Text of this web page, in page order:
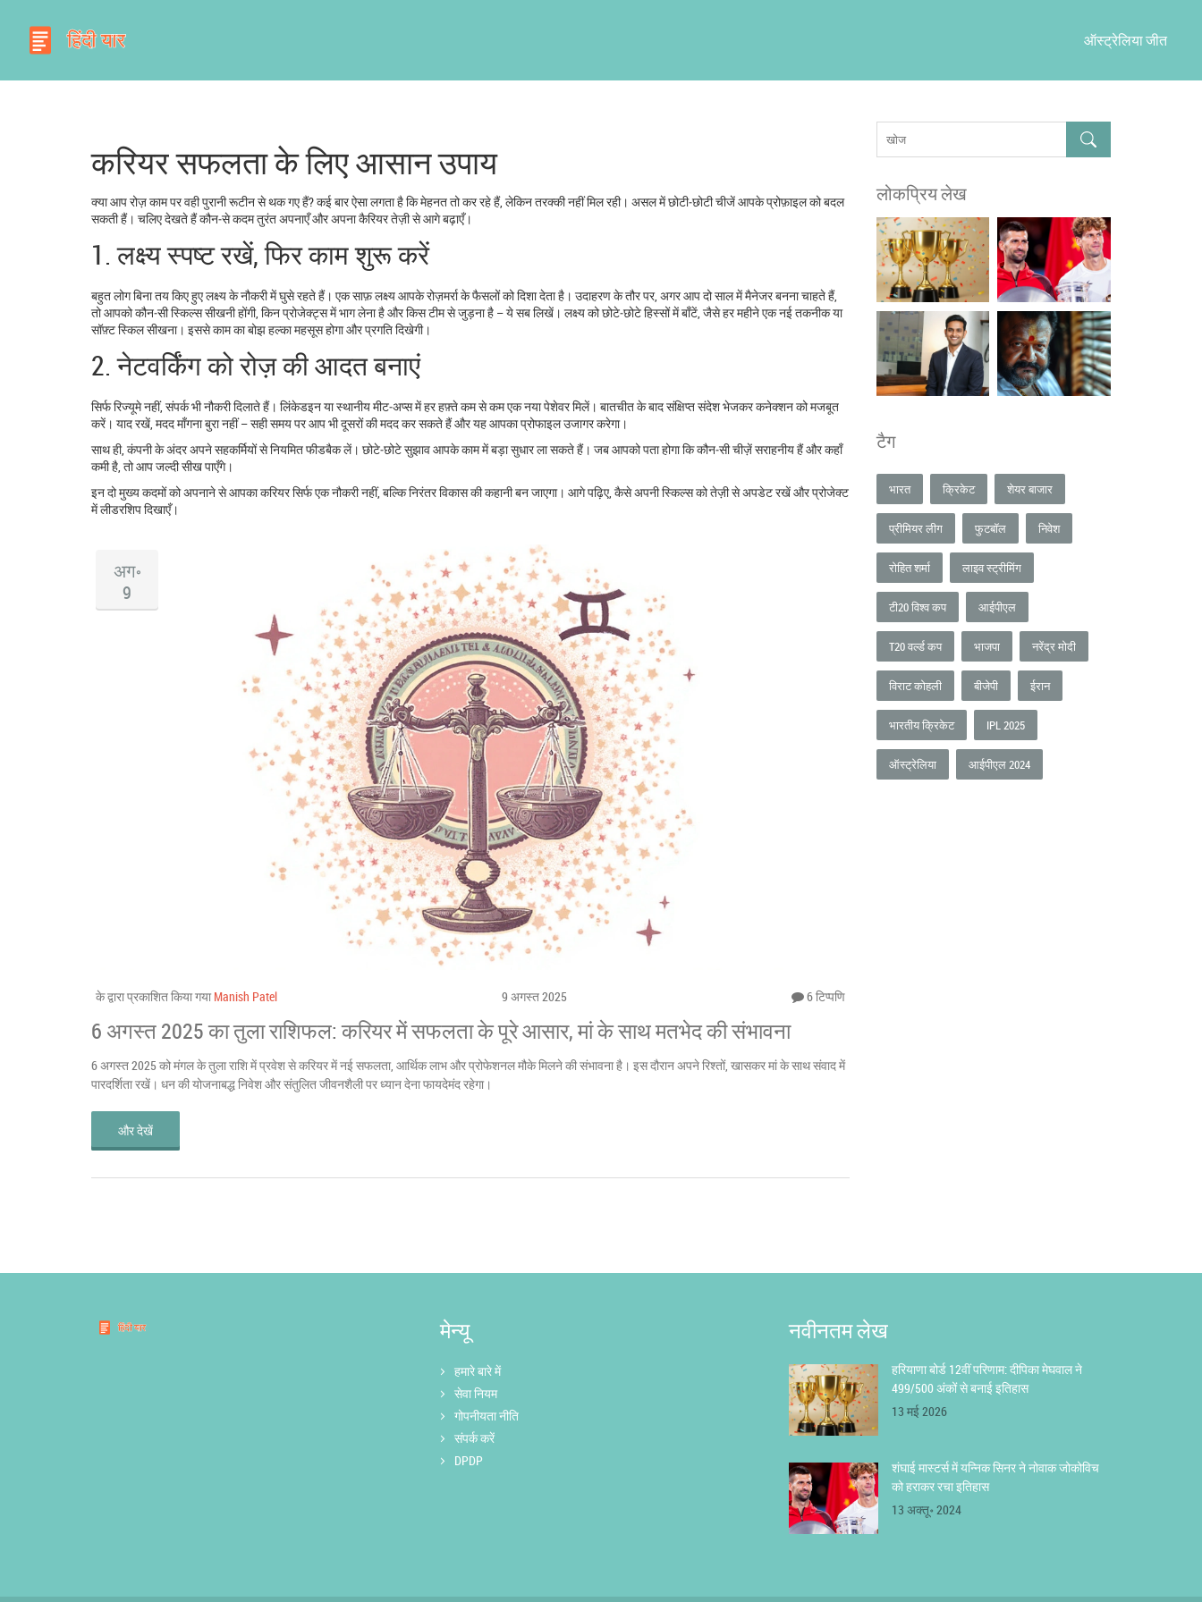
ऑस्ट्रेलिया जीत
करियर सफलता के लिए आसान उपाय
क्या आप रोज़ काम पर वही पुरानी रूटीन से थक गए हैं? कई बार ऐसा लगता है कि मेहनत तो कर रहे हैं, लेकिन तरक्की नहीं मिल रही। असल में छोटी‑छोटी चीजें आपके प्रोफ़ाइल को बदल
सकती हैं। चलिए देखते हैं कौन‑से कदम तुरंत अपनाएँ और अपना कैरियर तेज़ी से आगे बढ़ाएँ।
1. लक्ष्य स्पष्ट रखें, फिर काम शुरू करें
बहुत लोग बिना तय किए हुए लक्ष्य के नौकरी में घुसे रहते हैं। एक साफ़ लक्ष्य आपके रोज़मर्रा के फैसलों को दिशा देता है। उदाहरण के तौर पर, अगर आप दो साल में मैनेजर बनना चाहते हैं,
तो आपको कौन‑सी स्किल्स सीखनी होंगी, किन प्रोजेक्ट्स में भाग लेना है और किस टीम से जुड़ना है – ये सब लिखें। लक्ष्य को छोटे‑छोटे हिस्सों में बाँटें, जैसे हर महीने एक नई तकनीक या
सॉफ़्ट स्किल सीखना। इससे काम का बोझ हल्का महसूस होगा और प्रगति दिखेगी।
2. नेटवर्किंग को रोज़ की आदत बनाएं
सिर्फ रिज्यूमे नहीं, संपर्क भी नौकरी दिलाते हैं। लिंकेडइन या स्थानीय मीट‑अप्स में हर हफ़्ते कम से कम एक नया पेशेवर मिलें। बातचीत के बाद संक्षिप्त संदेश भेजकर कनेक्शन को मजबूत
करें। याद रखें, मदद माँगना बुरा नहीं – सही समय पर आप भी दूसरों की मदद कर सकते हैं और यह आपका प्रोफाइल उजागर करेगा।
साथ ही, कंपनी के अंदर अपने सहकर्मियों से नियमित फीडबैक लें। छोटे‑छोटे सुझाव आपके काम में बड़ा सुधार ला सकते हैं। जब आपको पता होगा कि कौन‑सी चीज़ें सराहनीय हैं और कहाँ
कमी है, तो आप जल्दी सीख पाएँगे।
इन दो मुख्य कदमों को अपनाने से आपका करियर सिर्फ एक नौकरी नहीं, बल्कि निरंतर विकास की कहानी बन जाएगा। आगे पढ़िए, कैसे अपनी स्किल्स को तेज़ी से अपडेट रखें और प्रोजेक्ट
में लीडरशिप दिखाएँ।
अग॰
9
के द्वारा प्रकाशित किया गया Manish Patel 9 अगस्त 2025 6 टिप्पणि
6 अगस्त 2025 का तुला राशिफल: करियर में सफलता के पूरे आसार, मां के साथ मतभेद की संभावना
6 अगस्त 2025 को मंगल के तुला राशि में प्रवेश से करियर में नई सफलता, आर्थिक लाभ और प्रोफेशनल मौके मिलने की संभावना है। इस दौरान अपने रिश्तों, खासकर मां के साथ संवाद में
पारदर्शिता रखें। धन की योजनाबद्ध निवेश और संतुलित जीवनशैली पर ध्यान देना फायदेमंद रहेगा।
और देखें
लोकप्रिय लेख
टैग
भारत क्रिकेट शेयर बाजार
प्रीमियर लीग फुटबॉल निवेश
रोहित शर्मा लाइव स्ट्रीमिंग
टी20 विश्व कप आईपीएल
T20 वर्ल्ड कप भाजपा नरेंद्र मोदी
विराट कोहली बीजेपी ईरान
भारतीय क्रिकेट IPL 2025
ऑस्ट्रेलिया आईपीएल 2024
मेन्यू
हमारे बारे में
सेवा नियम
गोपनीयता नीति
संपर्क करें
DPDP
नवीनतम लेख
हरियाणा बोर्ड 12वीं परिणाम: दीपिका मेघवाल ने
499/500 अंकों से बनाई इतिहास
13 मई 2026
शंघाई मास्टर्स में यन्निक सिनर ने नोवाक जोकोविच
को हराकर रचा इतिहास
13 अक्तू॰ 2024